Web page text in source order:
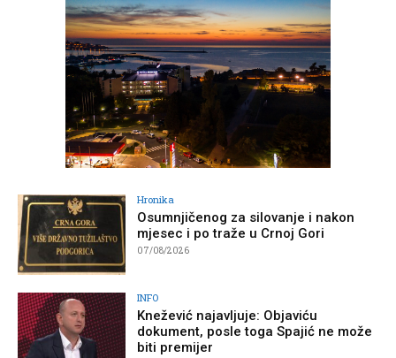
Hronika
Osumnjičenog za silovanje i nakon
mjesec i po traže u Crnoj Gori
07/08/2026
INFO
Knežević najavljuje: Objaviću
dokument, posle toga Spajić ne može
biti premijer